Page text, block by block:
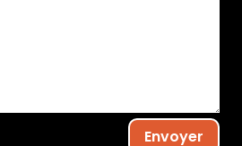
Envoyer